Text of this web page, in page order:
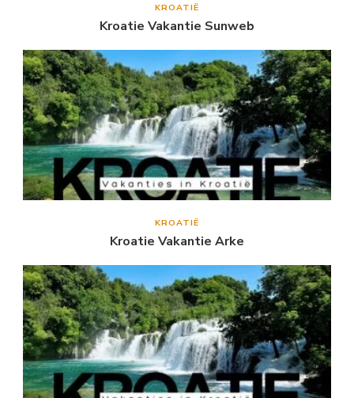
KROATIË
Kroatie Vakantie Sunweb
KROATIË
Kroatie Vakantie Arke